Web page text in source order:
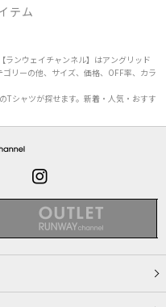
テム
ランウェイチャンネル】はアングリッド
リーの他、サイズ、価格、OFF率、カラ
Tシャツが探せます。新着・人気・おすす